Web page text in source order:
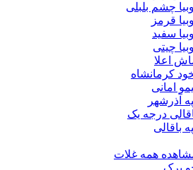
چشم بلبلی
قرمز
سفید
چیتی
اعلا
کرمانشاه
امانی
آذرشهر
درجه یک
باقالی
همه غلات
پرک